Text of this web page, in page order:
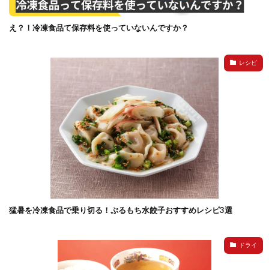
え？！冷凍食品て保存料を使っていないんですか？
レシピ
猛暑を冷凍食品で乗り切る！ぷるもち水餃子おすすめレシピ3選
ドライ